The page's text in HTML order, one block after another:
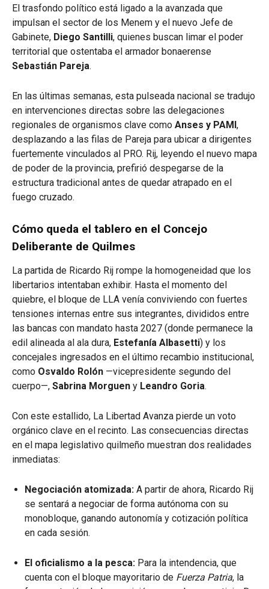
El trasfondo político está ligado a la avanzada que
impulsan el sector de los Menem y el nuevo Jefe de
Gabinete, Diego Santilli, quienes buscan limar el poder
territorial que ostentaba el armador bonaerense
Sebastián Pareja.
En las últimas semanas, esta pulseada nacional se tradujo
en intervenciones directas sobre las delegaciones
regionales de organismos clave como Anses y PAMI,
desplazando a las filas de Pareja para ubicar a dirigentes
fuertemente vinculados al PRO. Rij, leyendo el nuevo mapa
de poder de la provincia, prefirió despegarse de la
estructura tradicional antes de quedar atrapado en el
fuego cruzado.
Cómo queda el tablero en el Concejo
Deliberante de Quilmes
La partida de Ricardo Rij rompe la homogeneidad que los
libertarios intentaban exhibir. Hasta el momento del
quiebre, el bloque de LLA venía conviviendo con fuertes
tensiones internas entre sus integrantes, divididos entre
las bancas con mandato hasta 2027 (donde permanece la
edil alineada al ala dura, Estefanía Albasetti) y los
concejales ingresados en el último recambio institucional,
como Osvaldo Rolón —vicepresidente segundo del
cuerpo—, Sabrina Morguen y Leandro Goria.
Con este estallido, La Libertad Avanza pierde un voto
orgánico clave en el recinto. Las consecuencias directas
en el mapa legislativo quilmeño muestran dos realidades
inmediatas:
Negociación atomizada: A partir de ahora, Ricardo Rij
se sentará a negociar de forma autónoma con su
monobloque, ganando autonomía y cotización política
en cada sesión.
El oficialismo a la pesca: Para la intendencia, que
cuenta con el bloque mayoritario de Fuerza Patria, la